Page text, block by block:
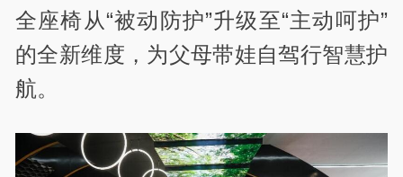
全座椅从“被动防护”升级至“主动呵护”
的全新维度，为父母带娃自驾行智慧护
航。